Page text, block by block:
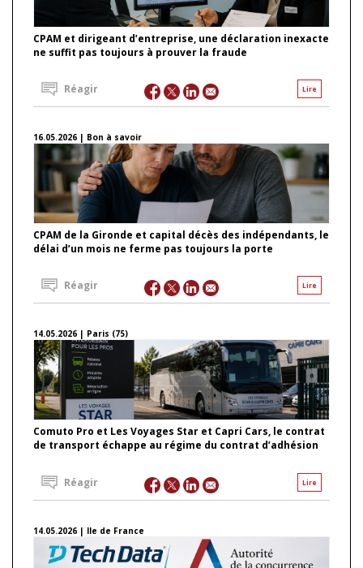
CPAM et dirigeant d’entreprise, une déclaration inexacte
ne suffit pas toujours à prouver la fraude
Lire
Réagir
16.05.2026 | Bon à savoir
CPAM de la Gironde et capital décès des indépendants, le
délai d’un mois ne ferme pas toujours la porte
Lire
Réagir
14.05.2026 | Paris (75)
Comuto Pro et Les Voyages Star et Capri Cars, le contrat
de transport échappe au régime du contrat d’adhésion
Lire
Réagir
14.05.2026 | Ile de France